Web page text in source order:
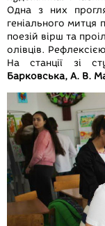
Одна з них
геніального митця
поезій вірш та
олівців.
На станції зі
Барковська, А. В.